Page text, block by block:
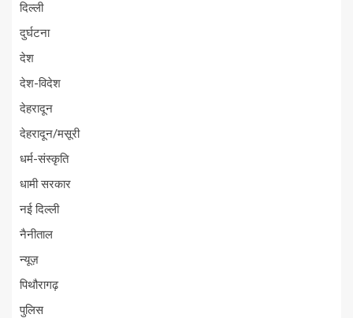
दिल्ली
दुर्घटना
देश
देश-विदेश
देहरादून
देहरादून/मसूरी
धर्म-संस्कृति
धामी सरकार
नई दिल्ली
नैनीताल
न्यूज़
पिथौरागढ़
पुलिस